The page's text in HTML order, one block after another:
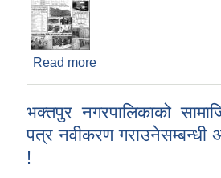
Read more
भक्तपुर नगरपालिकाको
पत्र नवीकरण गराउनेसम्बन्धी
!